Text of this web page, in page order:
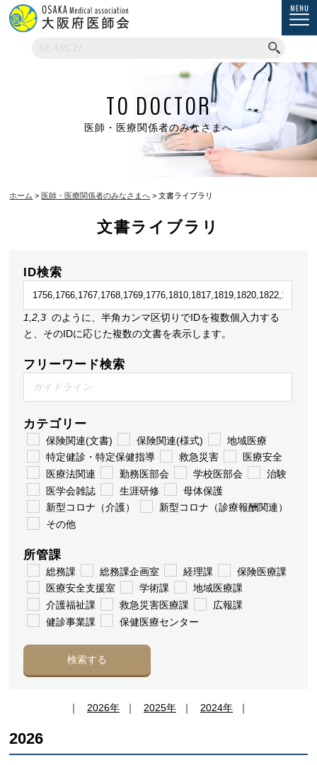
TO DOCTOR
医師・医療関係者のみなさまへ
ホーム >医師・医療関係者のみなさまへ > 文書ライブラリ
文書ライブラリ
ID検索
1,2,3のように、半角カンマ区切りでIDを複数個入力する
と、そのIDに応じた複数の文書を表示します。
フリーワード検索
カテゴリー
保険関連(文書) 保険関連(様式)
地域医療
特定健診・特定保健指導
救急災害
医療安全
医療法関連
勤務医部会 学校医部会
治験
医学会雑誌
生涯研修
母体保護
新型コロナ（介護）
新型コロナ（診療報酬関連）
その他
所管課
総務課 総務課企画室 経理課
保険医療課
医療安全支援室
学術課
地域医療課
介護福祉課
救急災害医療課
広報課
健診事業課
保健医療センター
検索する
｜ 2026年 ｜ 2025年 ｜ 2024年 ｜
2026